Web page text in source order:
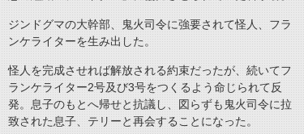
ジンドグマの大幹部、鬼火司令に強要されて怪人、フラ
ンケライターを生み出した。
怪人を完成させれば解放される約束だったが、続いてフ
ランケライター2号及び3号をつくるよう命じられて反
発。息子のもとへ帰せと抗議し、図らずも鬼火司令に拉
致された息子、テリーと再会することになった。